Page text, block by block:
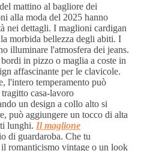
mattino al bagliore dei
alla moda del 2025 hanno
nei dettagli. I maglioni cardigan
morbida bellezza degli abiti. I
illuminare l'atmosfera dei jeans.
in pizzo o maglia a coste in
affascinante per le clavicole.
l'intero temperamento può
casa-lavoro
un design a collo alto si
può aggiungere un tocco di alta
lunghi. Il maglione
di guardaroba. Che tu
romanticismo vintage o un look